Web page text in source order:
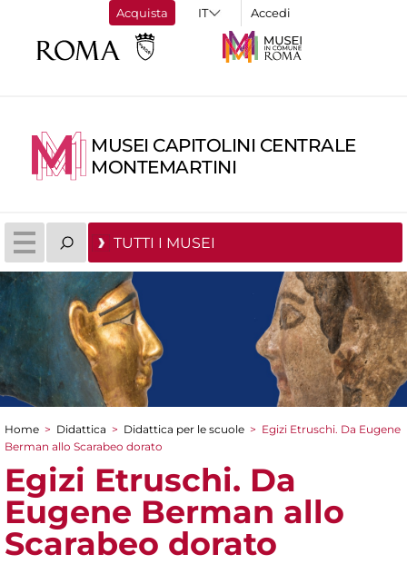
Acquista Accedi
MUSEI CAPITOLINI CENTRALE
MONTEMARTINI
TUTTI I MUSEI
Tu sei qui
Home > Didattica > Didattica per le scuole > Egizi Etruschi. Da Eugene
Berman allo Scarabeo dorato
Egizi Etruschi. Da
Eugene Berman allo
Scarabeo dorato